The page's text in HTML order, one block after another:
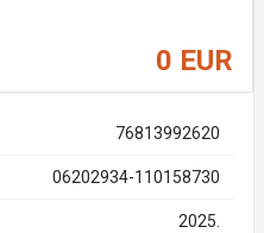
0 EUR
76813992620
06202934-110158730
2025.